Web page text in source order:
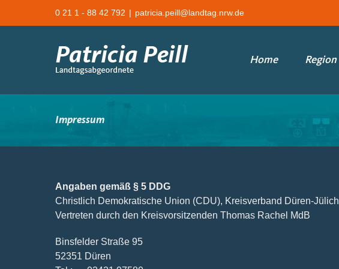
0 21 1 - 88 42 792 | patricia.peill@landtag.nrw.de
Home Region
Impressum
Angaben gemäß § 5 DDG
Christlich Demokratische Union (CDU), Kreisverband Düren-Jülich
Vertreten durch den Kreisvorsitzenden Thomas Rachel MdB
Binsfelder Straße 95
52351 Düren